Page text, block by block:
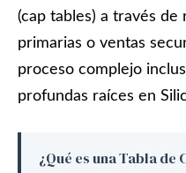
(cap tables) a través de
primarias o ventas
proceso complejo
profundas raíces en
¿Qué es una Tabla